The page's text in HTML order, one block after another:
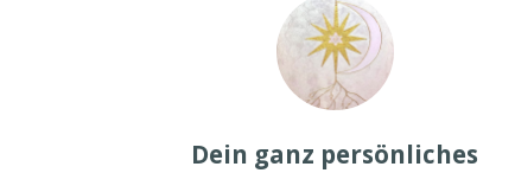
Dein ganz persönliches